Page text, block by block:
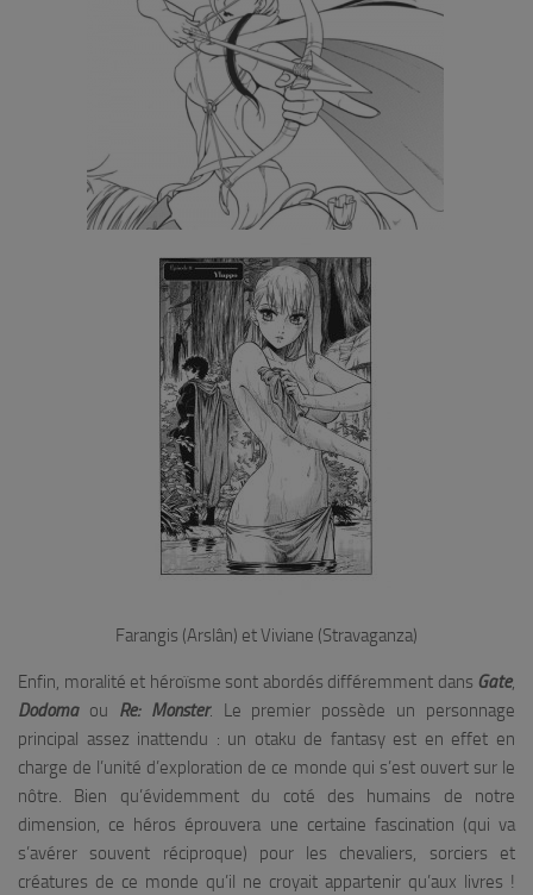
Farangis (Arslân) et Viviane (Stravaganza)
Enfin, moralité et héroïsme sont abordés différemment dans Gate,
Dodomaou Re: Monster. Le premier possède un personnage
principal assez inattendu : un otaku de fantasy est en effet en
charge de l’unité d’exploration de ce monde qui s’est ouvert sur le
nôtre. Bien qu’évidemment du coté des humains de notre
dimension, ce héros éprouvera une certaine fascination (qui va
s’avérer souvent réciproque) pour les chevaliers, sorciers et
créatures de ce monde qu’il ne croyait appartenir qu’aux livres !